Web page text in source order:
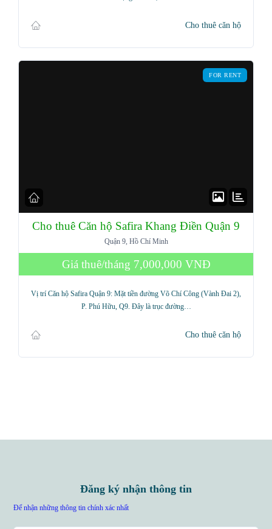
Cho thuê căn hộ
FOR RENT
Cho thuê Căn hộ Safira Khang Điền Quận 9
Quận 9, Hồ Chí Minh
Giá thuê/tháng 7,000,000 VNĐ
Vị trí Căn hộ Safira Quận 9: Mặt tiền đường Võ Chí Công (Vành Đai 2),
P. Phú Hữu, Q9. Đây là trục đường…
Cho thuê căn hộ
Đăng ký nhận thông tin
Để nhận những thông tin chính xác nhất